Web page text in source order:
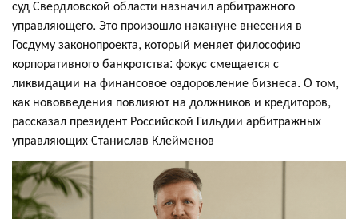
суд Свердловской области назначил арбитражного
управляющего. Это произошло накануне внесения в
Госдуму законопроекта, который меняет философию
корпоративного банкротства: фокус смещается с
ликвидации на финансовое оздоровление бизнеса. О том,
как нововведения повлияют на должников и кредиторов,
рассказал президент Российской Гильдии арбитражных
управляющих Станислав Клейменов